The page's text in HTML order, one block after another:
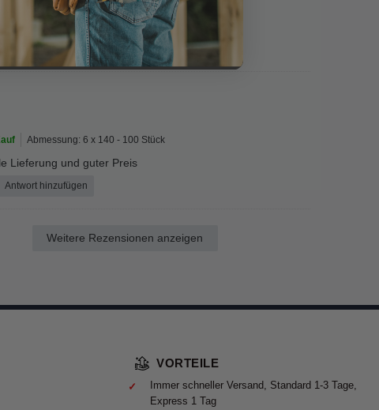
hinzufügen
Abmessung: 6 x 140 - 100 Stück
Lieferung und guter Preis
Antwort hinzufügen
Weitere Rezensionen anzeigen
VORTEILE
Immer schneller Versand, Standard 1-3 Tage,
Express 1 Tag